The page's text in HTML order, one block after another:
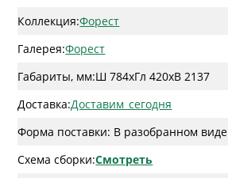
Коллекция:Форест
Галерея:Форест
Габариты, мм:Ш 784xГл 420xВ 2137
Доставка:Доставим_сегодня
Форма поставки: В разобранном виде
Схема сборки:Смотреть